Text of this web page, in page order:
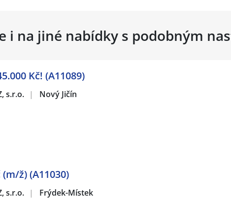
i na jiné nabídky s podobným
Kč! (A11089)
s.r.o. | Nový Jičín
ž) (A11030)
s.r.o. | Frýdek-Místek